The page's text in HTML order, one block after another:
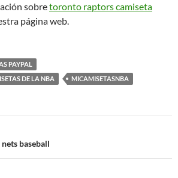
sobretoronto raptors camiseta
página web.
PAYPAL
DE LA NBA
MICAMISETASNBA
baseball